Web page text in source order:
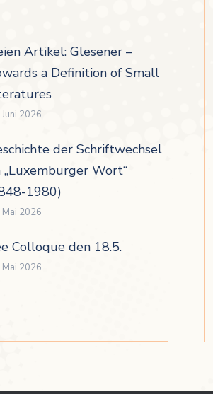
Artikel: Glesener –
a Definition of Small
2026
der Schriftwechsel
„Luxemburger Wort“
1980)
Mai 2026
Colloque den 18.5.
Mai 2026